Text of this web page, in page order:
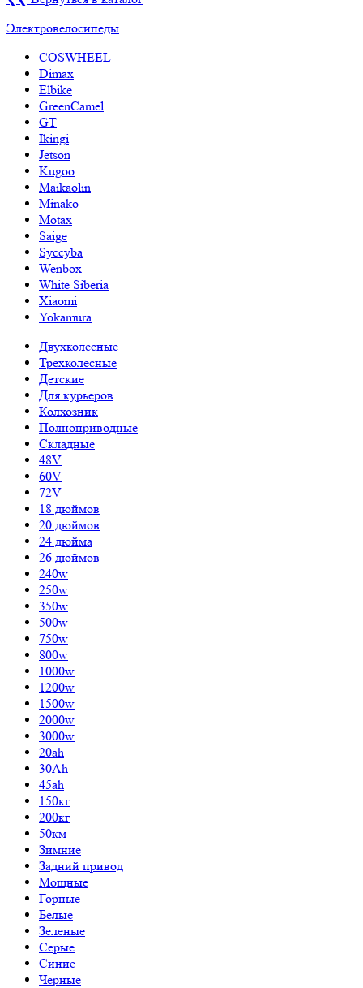
Электровелосипеды
COSWHEEL
Dimax
Elbike
GreenCamel
GT
Ikingi
Jetson
Kugoo
Maikaolin
Minako
Motax
Saige
Syccyba
Wenbox
White Siberia
Xiaomi
Yokamura
Двухколесные
Трехколесные
Детские
Для курьеров
Колхозник
Полноприводные
Складные
48V
60V
72V
18 дюймов
20 дюймов
24 дюйма
26 дюймов
240w
250w
350w
500w
750w
800w
1000w
1200w
1500w
2000w
3000w
20ah
30Ah
45ah
150кг
200кг
50км
Зимние
Задний привод
Мощные
Горные
Белые
Зеленые
Серые
Синие
Черные